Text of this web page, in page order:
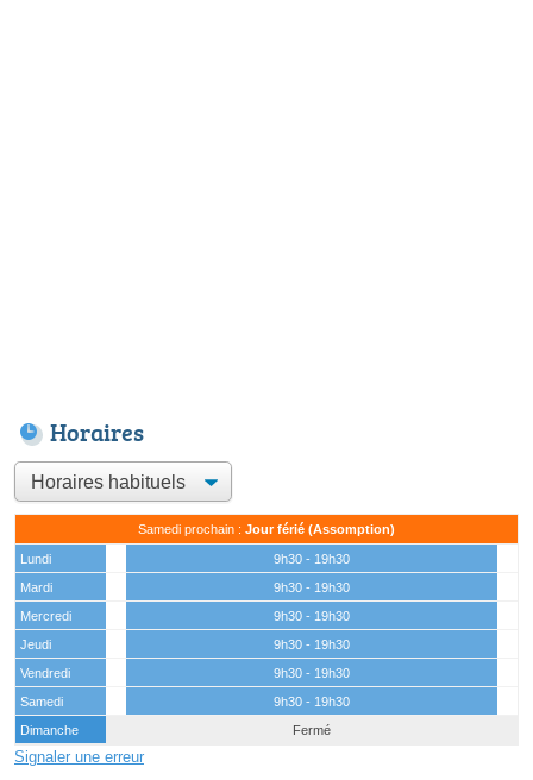
Horaires
Samedi prochain : Jour férié (Assomption)
Lundi
9h30 - 19h30
Mardi
9h30 - 19h30
Mercredi
9h30 - 19h30
Jeudi
9h30 - 19h30
Vendredi
9h30 - 19h30
Samedi
9h30 - 19h30
Dimanche
Fermé
Signaler une erreur